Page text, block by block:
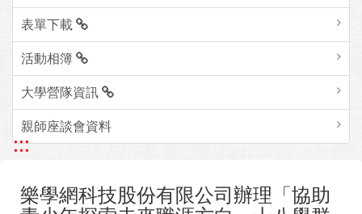
表單下載
活動相簿
大學營隊資訊
親師座談會資料
:::
樂學網科技股份有限公司辦理「協助